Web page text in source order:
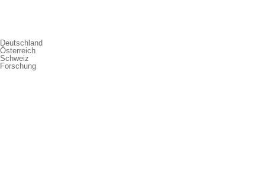
Deutschland
Österreich
Schweiz
Forschung